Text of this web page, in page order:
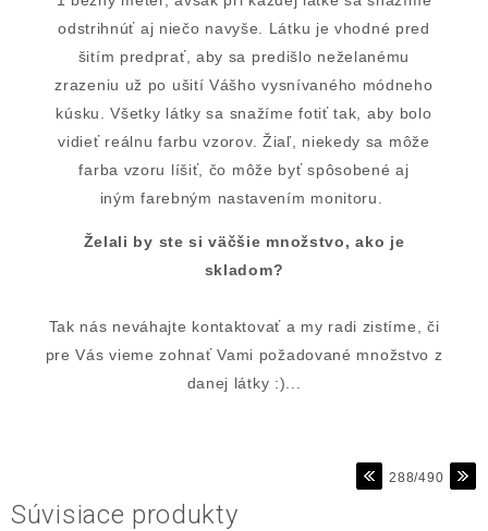
odstrihnúť aj niečo navyše. Látku je vhodné pred
šitím predprať, aby sa predišlo neželanému
zrazeniu už po ušití Vášho vysnívaného módneho
kúsku. Všetky látky sa snažíme fotiť tak, aby bolo
vidieť reálnu farbu vzorov. Žiaľ, niekedy sa môže
farba vzoru líšiť, čo môže byť spôsobené aj
iným farebným nastavením monitoru.
Želali by ste si väčšie množstvo, ako je
skladom?
Tak nás neváhajte kontaktovať a my radi zistíme, či
pre Vás vieme zohnať Vami požadované množstvo z
danej látky :)...
288/490
Súvisiace produkty